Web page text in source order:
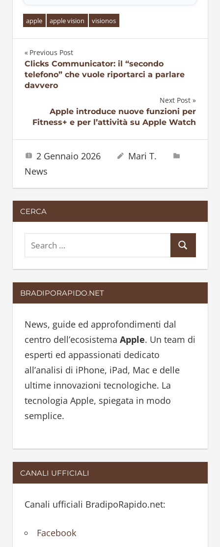
apple apple vision visionos
Navigazione
articoli
Previous Post
Clicks Communicator: il “secondo
telefono” che vuole riportarci a parlare
davvero
Next Post
Apple introduce nuove funzioni per
Fitness+ e per l’attività su Apple Watch
2 Gennaio 2026
Mari T.
News
CERCA
e
a
r
c
e
a
BRADIPORAPIDO.NET
News, guide ed approfondimenti dal
centro dell’ecosistema Apple. Un team di
esperti ed appassionati dedicato
all’analisi di iPhone, iPad, Mac e delle
ultime innovazioni tecnologiche. La
tecnologia Apple, spiegata in modo
semplice.
CANALI UFFICIALI
Canali ufficiali BradipoRapido.net:
Facebook